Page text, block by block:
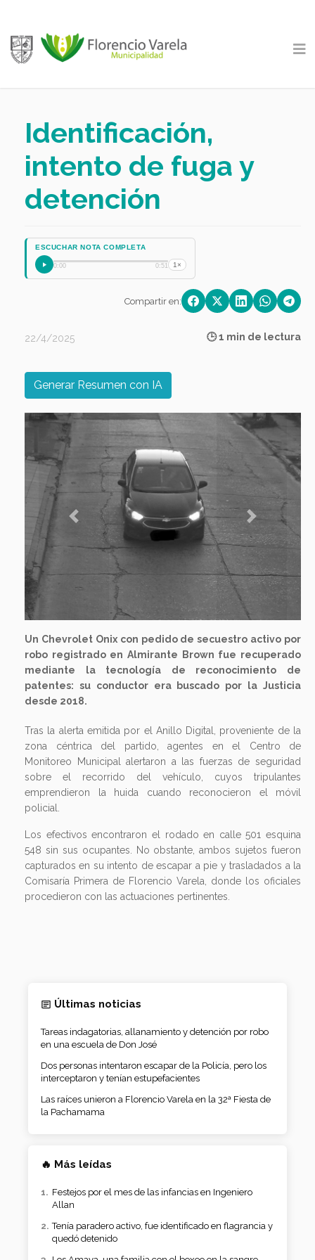
Identificación,
intento de fuga y
detención
ESCUCHAR NOTA COMPLETA
0:00 0:51 1×
Compartir en:
22/4/2025 🕒 1 min de lectura
Generar Resumen con IA
Previous Next
Un Chevrolet Onix con pedido de secuestro activo por
robo registrado en Almirante Brown fue recuperado
mediante la tecnología de reconocimiento de
patentes: su conductor era buscado por la Justicia
desde 2018.
Tras la alerta emitida por el Anillo Digital, proveniente de la
zona céntrica del partido, agentes en el Centro de
Monitoreo Municipal alertaron a las fuerzas de seguridad
sobre el recorrido del vehículo, cuyos tripulantes
emprendieron la huida cuando reconocieron el móvil
policial.
Los efectivos encontraron el rodado en calle 501 esquina
548 sin sus ocupantes. No obstante, ambos sujetos fueron
capturados en su intento de escapar a pie y trasladados a la
Comisaría Primera de Florencio Varela, donde los oficiales
procedieron con las actuaciones pertinentes.
Últimas noticias
Tareas indagatorias, allanamiento y detención por robo
en una escuela de Don José
Dos personas intentaron escapar de la Policía, pero los
interceptaron y tenían estupefacientes
Las raíces unieron a Florencio Varela en la 32ª Fiesta de
la Pachamama
🔥 Más leídas
Festejos por el mes de las infancias en Ingeniero
Allan
Tenía paradero activo, fue identificado en flagrancia y
quedó detenido